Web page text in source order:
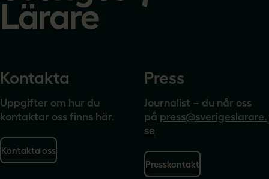
Kontakta
Uppgifter om hur du
kontaktar oss finns här.
Kontakta oss
Press
Journalist – du når oss
på press@sverigeslarare.
se
Presskontakt